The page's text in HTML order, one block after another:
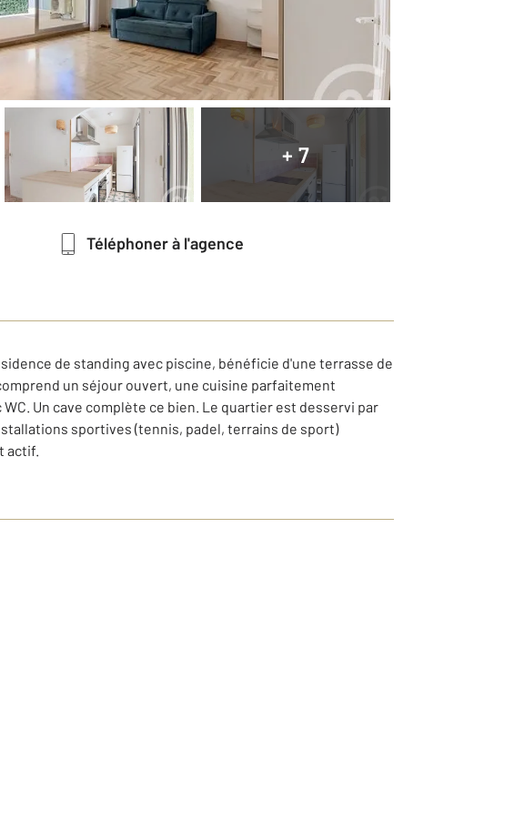
+ 7
Téléphoner à l'agence
de standing avec piscine, bénéficie d'une terrasse de
un séjour ouvert, une cuisine parfaitement
Un cave complète ce bien. Le quartier est desservi par
sportives (tennis, padel, terrains de sport)
actif.